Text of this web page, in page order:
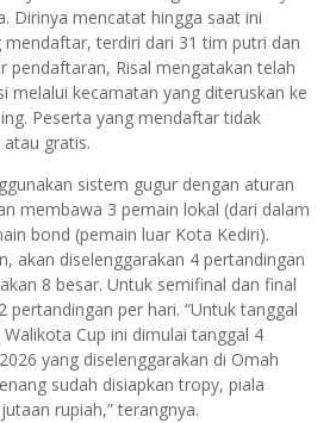
Dirinya mencatat hingga saat ini
mendaftar, terdiri dari 31 tim putri dan
pendaftaran, Risal mengatakan telah
melalui kecamatan yang diteruskan ke
Peserta yang mendaftar tidak
gratis.
sistem gugur dengan aturan
membawa 3 pemain lokal (dari dalam
bond (pemain luar Kota Kediri).
akan diselenggarakan 4 pertandingan
8 besar. Untuk semifinal dan final
pertandingan per hari. “Untuk tanggal
Cup ini dimulai tanggal 4
yang diselenggarakan di Omah
sudah disiapkan tropy, piala
rupiah,” terangnya.